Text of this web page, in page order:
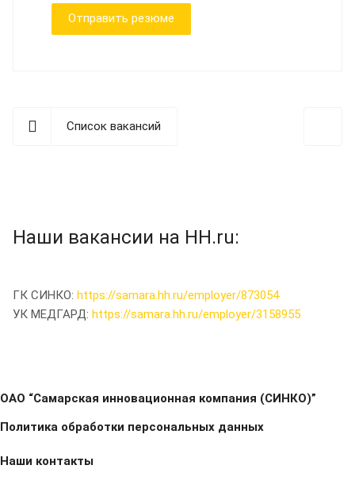
Отправить резюме
Список вакансий
Наши вакансии на HH.ru:
ГК СИНКО: https://samara.hh.ru/employer/873054
УК МЕДГАРД: https://samara.hh.ru/employer/3158955
ОАО “Самарская инновационная компания (СИНКО)”
Политика обработки персональных данных
Наши контакты